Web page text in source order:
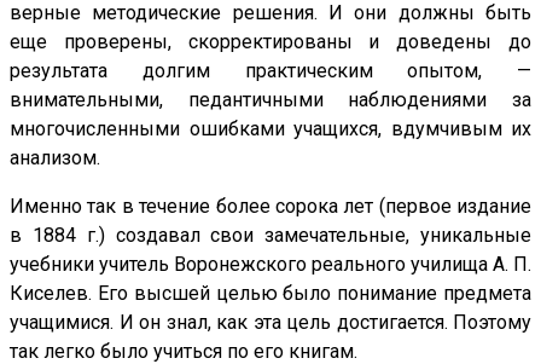
верные методические решения. И они должны быть
еще проверены, скорректированы и доведены до
результата долгим практическим опытом, —
внимательными, педантичными наблюдениями за
многочисленными ошибками учащихся, вдумчивым их
анализом.
Именно так в течение более сорока лет (первое издание
в 1884 г.) создавал свои замечательные, уникальные
учебники учитель Воронежского реального училища А. П.
Киселев. Его высшей целью было понимание предмета
учащимися. И он знал, как эта цель достигается. Поэтому
так легко было учиться по его книгам.